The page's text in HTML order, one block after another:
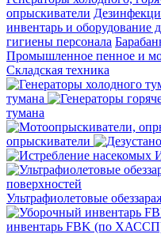
опрыскиватели
инвентарь и оборудование
гигиены персонала
Промышленное пенное и
Складская техника
тумана
тумана
опрыскиватели
Ультрафиолетовые
инвентарь FBK (по